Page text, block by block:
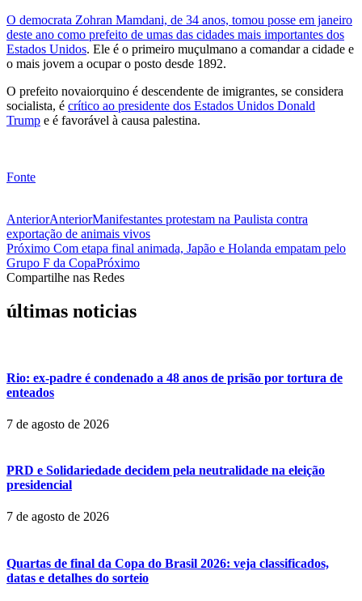
O democrata Zohran Mamdani, de 34 anos, tomou posse em janeiro
deste ano como prefeito de umas das cidades mais importantes dos
Estados Unidos. Ele é o primeiro muçulmano a comandar a cidade e
o mais jovem a ocupar o posto desde 1892.
O prefeito novaiorquino é descendente de imigrantes, se considera
socialista, é crítico ao presidente dos Estados Unidos Donald
Trump e é favorável à causa palestina.
Fonte
AnteriorAnteriorManifestantes protestam na Paulista contra
exportação de animais vivos
Próximo Com etapa final animada, Japão e Holanda empatam pelo
Grupo F da CopaPróximo
Compartilhe nas Redes
últimas noticias
Rio: ex-padre é condenado a 48 anos de prisão por tortura de
enteados
7 de agosto de 2026
PRD e Solidariedade decidem pela neutralidade na eleição
presidencial
7 de agosto de 2026
Quartas de final da Copa do Brasil 2026: veja classificados,
datas e detalhes do sorteio